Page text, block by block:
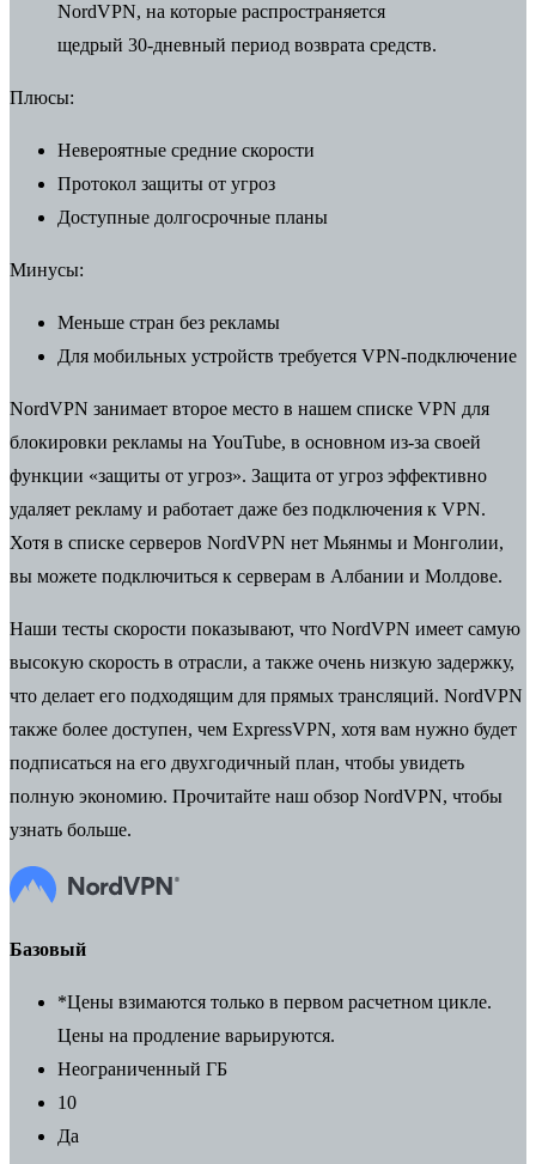
NordVPN, на которые распространяется
щедрый 30-дневный период возврата средств.
Плюсы:
Невероятные средние скорости
Протокол защиты от угроз
Доступные долгосрочные планы
Минусы:
Меньше стран без рекламы
Для мобильных устройств требуется VPN-подключение
NordVPN занимает второе место в нашем списке VPN для
блокировки рекламы на YouTube, в основном из-за своей
функции «защиты от угроз». Защита от угроз эффективно
удаляет рекламу и работает даже без подключения к VPN.
Хотя в списке серверов NordVPN нет Мьянмы и Монголии,
вы можете подключиться к серверам в Албании и Молдове.
Наши тесты скорости показывают, что NordVPN имеет самую
высокую скорость в отрасли, а также очень низкую задержку,
что делает его подходящим для прямых трансляций. NordVPN
также более доступен, чем ExpressVPN, хотя вам нужно будет
подписаться на его двухгодичный план, чтобы увидеть
полную экономию. Прочитайте наш обзор NordVPN, чтобы
узнать больше.
Базовый
*Цены взимаются только в первом расчетном цикле.
Цены на продление варьируются.
Неограниченный ГБ
10
Да